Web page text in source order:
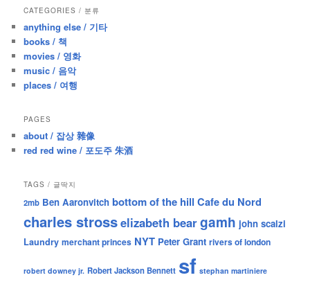
r
h
CATEGORIES / 분류
anything else / 기타
books / 책
movies / 영화
music / 음악
places / 여행
PAGES
about / 잡상 雜像
red red wine / 포도주 朱酒
TAGS / 글딱지
2mb Ben Aaronvitch bottom of the hill Cafe du Nord
charles strosselizabeth beargamh john scalzi
Laundry merchant princes NYT Peter Grant rivers of london
robert downey jr. Robert Jackson Bennett sf stephan martiniere